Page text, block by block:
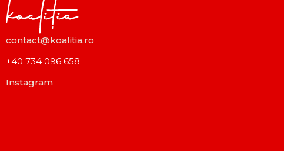
contact@koalitia.ro
+40 734 096 658
Instagram